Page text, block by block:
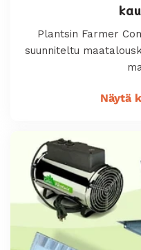
Plantsin Farmer
suunniteltu
Näytä